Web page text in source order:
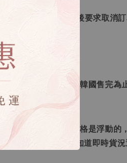
❙ 本賣場不接受下標後要求取消
▸所有商品皆以日本、韓國售完為
▸因日本商品貨況和價格是浮動
等待下單，若您想要知道即時貨